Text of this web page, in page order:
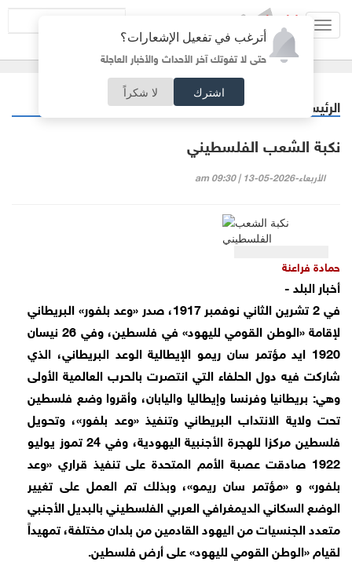
أترغب في تفعيل الإشعارات؟
حتى لا تفوتك آخر الأحداث والأخبار العاجلة
اشترك لا شكراً
الرئيسية مقالات مختارة
نكبة الشعب الفلسطيني
الأربعاء-2026-05-13 | 09:30 am
حمادة فراعنة
أخبار البلد -
في 2 تشرين الثاني نوفمبر 1917، صدر «وعد بلفور» البريطاني
لإقامة «الوطن القومي لليهود» في فلسطين، وفي 26 نيسان
1920 ايد مؤتمر سان ريمو الإيطالية الوعد البريطاني، الذي
شاركت فيه دول الحلفاء التي انتصرت بالحرب العالمية الأولى
وهي: بريطانيا وفرنسا وإيطاليا واليابان، وأقروا وضع فلسطين
تحت ولاية الانتداب البريطاني وتنفيذ «وعد بلفور»، وتحويل
فلسطين مركزا للهجرة الأجنبية اليهودية، وفي 24 تموز يوليو
1922 صادقت عصبة الأمم المتحدة على تنفيذ قراري «وعد
بلفور» و «مؤتمر سان ريمو»، وبذلك تم العمل على تغيير
الوضع السكاني الديمغرافي العربي الفلسطيني بالبديل الأجنبي
متعدد الجنسيات من اليهود القادمين من بلدان مختلفة، تمهيداً
لقيام «الوطن القومي لليهود» على أرض فلسطين.